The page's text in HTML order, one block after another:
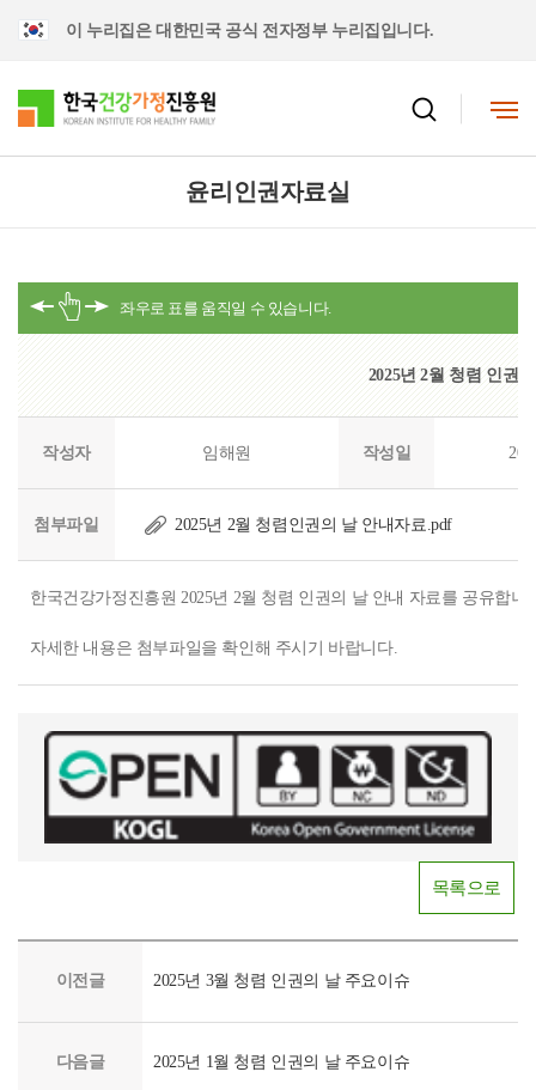
이 누리집은 대한민국 공식 전자정부 누리집입니다.
윤리인권자료실
2025년 2월 청렴 인권
작성자 임해원 작성일
첨부파일 2025년 2월 청렴인권의 날 안내자료.pdf
한국건강가정진흥원 2025년 2월 청렴 인권의 날 안내 자료를 공유합니
자세한 내용은 첨부파일을 확인해 주시기 바랍니다.
목록으로
이전글 2025년 3월 청렴 인권의 날 주요이슈
다음글 2025년 1월 청렴 인권의 날 주요이슈